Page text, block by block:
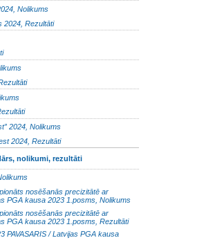
Nolikums
2024, Rezultāti
2024, Nolikums
2024, Rezultāti
nolikumi, rezultāti
nosēšanās precizitātē ar
PGA kausa 2023 1.posms, Nolikums
nosēšanās precizitātē ar
PGA kausa 2023 1.posms, Rezultāti
PAVASARIS / Latvijas PGA kausa